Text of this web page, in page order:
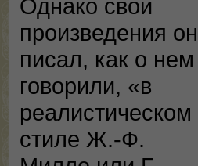
Однако свои
произведения он
писал, как о нем
говорили, «в
реалистическом
стиле Ж.-Ф.